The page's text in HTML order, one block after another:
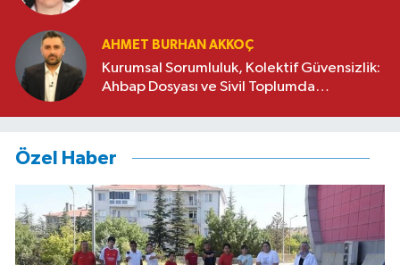
AHMET BURHAN AKKOÇ
Kurumsal Sorumluluk, Kolektif Güvensizlik:
Ahbap Dosyası ve Sivil Toplumda
Özel Haber